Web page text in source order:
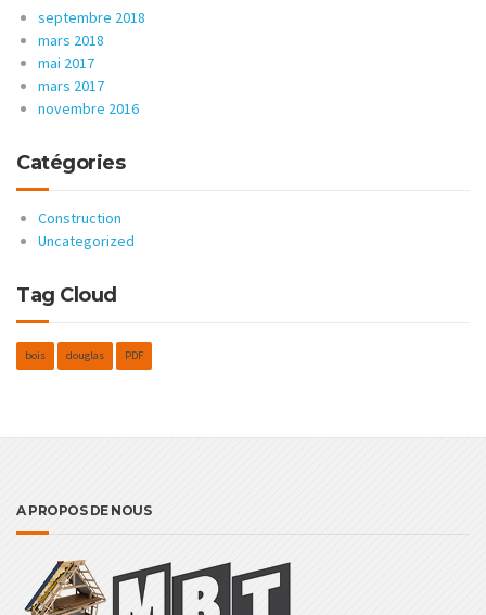
septembre 2018
mars 2018
mai 2017
mars 2017
novembre 2016
Catégories
Construction
Uncategorized
Tag Cloud
bois douglas PDF
A PROPOS DE NOUS